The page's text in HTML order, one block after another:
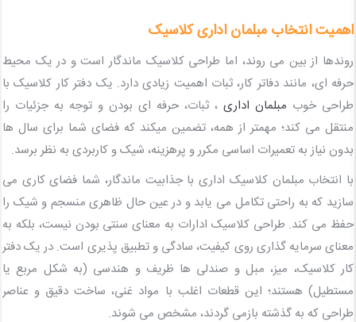
اهمیت انتخاب مبلمان اداری کلاسیک
روندها از بین می روند، اما طراحی کلاسیک ماندگار است و در یک محیط
حرفه ای، مانند دفاتر کار، ثبات اهمیت زیادی دارد. یک دفتر کار کلاسیک با
طراحی خوب مبلمان اداری ، ثبات، حرفه ای بودن و توجه به جزئیات را
منتقل می کند؛ مهمتر از همه، تضمین میکند که فضای شما برای سال ها
بدون نیاز به تعمیرات اساسی مکرر و پرهزینه، شیک و کاربردی به نظر برسد.
با انتخاب مبلمان کلاسیک اداری با جذابیت ماندگار، شما فضای کاری می
سازید که به راحتی تکامل می یابد و در عین حال ظاهری منسجم و شیک را
حفظ می کند. طراحی کلاسیک ادارات به معنای سنتی بودن نیست، بلکه به
معنای سرمایه گذاری روی کیفیت، سادگی و تطبیق پذیری است. در یک دفتر
کار کلاسیک، میز، مبل و صندلی ها ظریف و هندسی (به شکل مربع یا
مستطیل) هستند؛ این قطعات اغلب با مواد غنی، ساخت دقیق و عناصر
طراحی که به گذشته بازمی گردند، مشخص می شوند.